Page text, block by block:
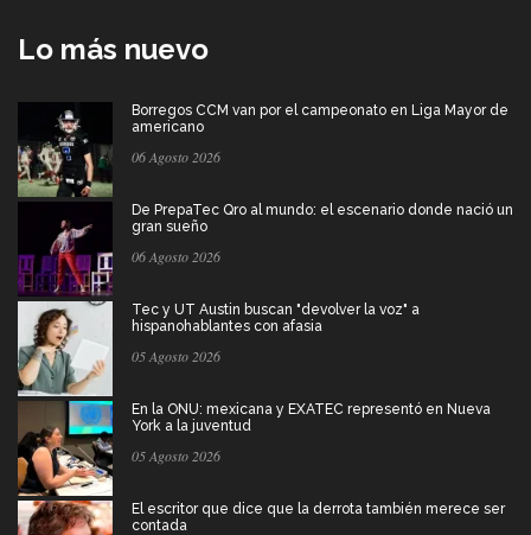
Lo más nuevo
Borregos CCM van por el campeonato en Liga Mayor de
americano
06 Agosto 2026
De PrepaTec Qro al mundo: el escenario donde nació un
gran sueño
06 Agosto 2026
Tec y UT Austin buscan "devolver la voz" a
hispanohablantes con afasia
05 Agosto 2026
En la ONU: mexicana y EXATEC representó en Nueva
York a la juventud
05 Agosto 2026
El escritor que dice que la derrota también merece ser
contada